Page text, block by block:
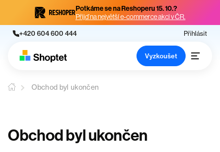
Potkáme se na Reshoperu 15. 10.?
Přijď na největší e-commerce akci v ČR.
+420 604 600 444 Přihlásit
Vyzkoušet
Obchod byl ukončen
Obchod byl ukončen